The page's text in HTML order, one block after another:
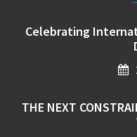
Celebrating
THE NEXT